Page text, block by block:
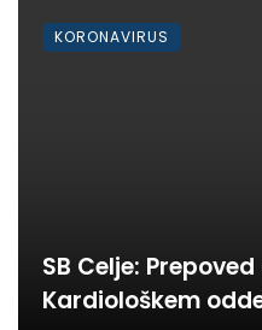
SB Celje:
Kardiološkem
KORONAVIRUS